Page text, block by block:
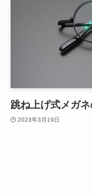
跳ね上げ式メガ
2023年3月19日